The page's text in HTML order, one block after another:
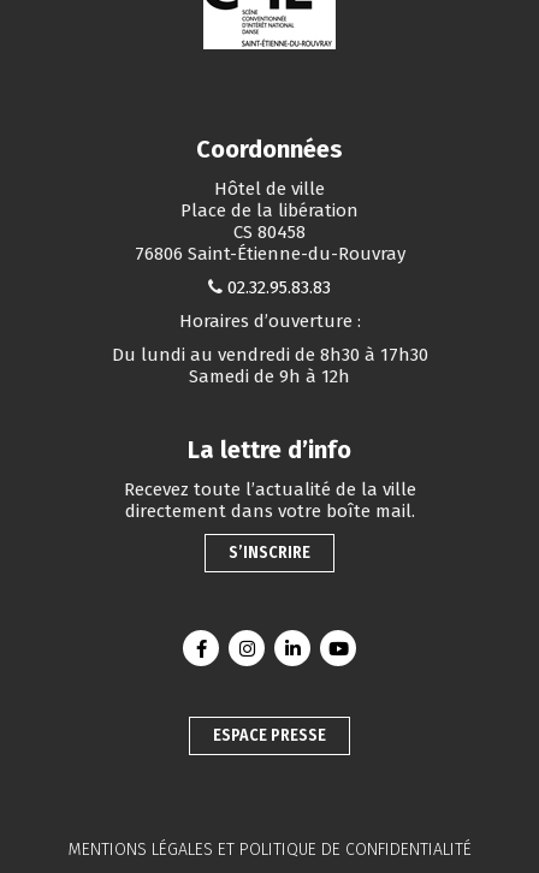
Coordonnées
Hôtel de ville
Place de la libération
CS 80458
76806 Saint-Étienne-du-Rouvray
02.32.95.83.83
Horaires d’ouverture :
Du lundi au vendredi de 8h30 à 17h30
Samedi de 9h à 12h
La lettre d’info
Recevez toute l’actualité de la ville
directement dans votre boîte mail.
S’INSCRIRE
Lien vers le compte Facebook
Lien vers le compte Instagram
Lien vers le compte Linkedin
Lien vers la chaîne
ESPACE PRESSE
MENTIONS LÉGALES ET POLITIQUE DE CONFIDENTIALITÉ